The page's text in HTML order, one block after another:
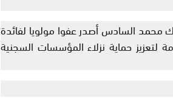
محمد السادس أصدر عفوا مولويا لفائدة
لتعزيز حماية نزلاء المؤسسات السجنية